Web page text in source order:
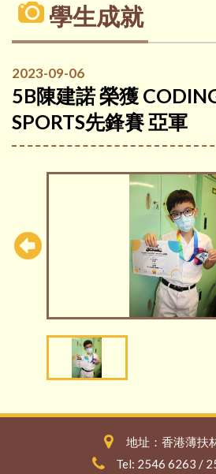
學生成就
2023-09-06
5B陳建諾 榮獲
SPORTS先鋒賽 亞軍
地址：香港薄扶
Tel: 2546 6263 /